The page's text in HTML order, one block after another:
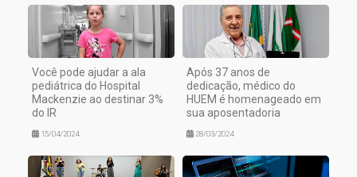
Você pode ajudar a ala
pediátrica do Hospital
Mackenzie ao destinar 3%
do IR
15/04/2024
Após 37 anos de
dedicação, médico do
HUEM é homenageado em
sua aposentadoria
28/03/2024